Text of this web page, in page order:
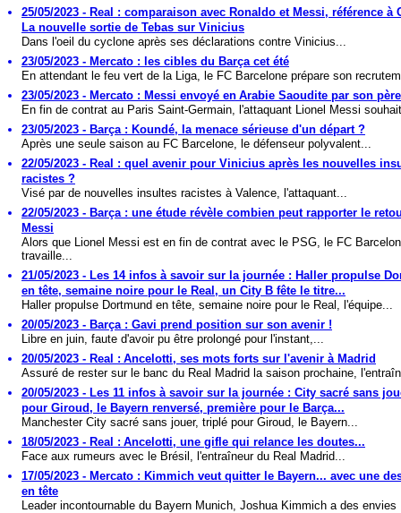
25/05/2023 - Real : comparaison avec Ronaldo et Messi, référence à
La nouvelle sortie de Tebas sur Vinicius
Dans l'oeil du cyclone après ses déclarations contre Vinicius...
23/05/2023 - Mercato : les cibles du Barça cet été
En attendant le feu vert de la Liga, le FC Barcelone prépare son
23/05/2023 - Mercato : Messi envoyé en Arabie Saoudite par son
En fin de contrat au Paris Saint-Germain, l'attaquant Lionel Messi
23/05/2023 - Barça : Koundé, la menace sérieuse d'un départ ?
Après une seule saison au FC Barcelone, le défenseur polyvalent...
22/05/2023 - Real : quel avenir pour Vinicius après les nouvelles
racistes ?
Visé par de nouvelles insultes racistes à Valence, l'attaquant...
22/05/2023 - Barça : une étude révèle combien peut rapporter le
Messi
Alors que Lionel Messi est en fin de contrat avec le PSG, le FC
travaille...
21/05/2023 - Les 14 infos à savoir sur la journée : Haller propulse
en tête, semaine noire pour le Real, un City B fête le titre...
Haller propulse Dortmund en tête, semaine noire pour le Real, l'équipe...
20/05/2023 - Barça : Gavi prend position sur son avenir !
Libre en juin, faute d'avoir pu être prolongé pour l'instant,...
20/05/2023 - Real : Ancelotti, ses mots forts sur l'avenir à Madrid
Assuré de rester sur le banc du Real Madrid la saison prochaine,
20/05/2023 - Les 11 infos à savoir sur la journée : City sacré sans
pour Giroud, le Bayern renversé, première pour le Barça...
Manchester City sacré sans jouer, triplé pour Giroud, le Bayern...
18/05/2023 - Real : Ancelotti, une gifle qui relance les doutes...
Face aux rumeurs avec le Brésil, l'entraîneur du Real Madrid...
17/05/2023 - Mercato : Kimmich veut quitter le Bayern... avec une
en tête
Leader incontournable du Bayern Munich, Joshua Kimmich a des envies